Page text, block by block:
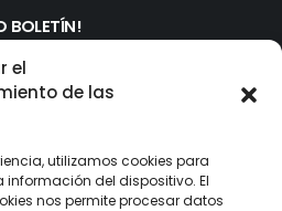
el
de las
utilizamos cookies para
del dispositivo. El
nos permite procesar datos
BOLETÍN!
las novedades y ofertas que
aquí: